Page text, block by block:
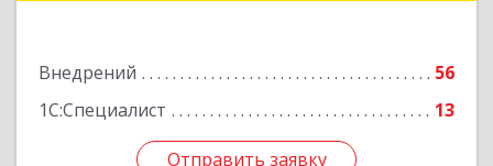
Внедрений
56
1С:Специалист
13
Отправить заявку
Отправить заявку